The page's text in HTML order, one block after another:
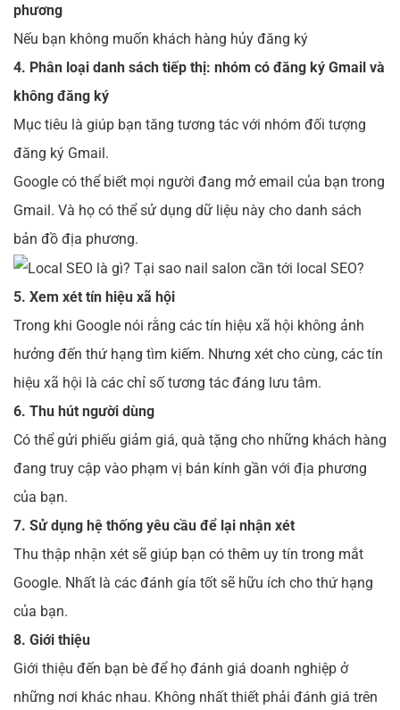
phương
Nếu bạn không muốn khách hàng hủy đăng ký
4. Phân loại danh sách tiếp thị: nhóm có đăng ký Gmail và
không đăng ký
Mục tiêu là giúp bạn tăng tương tác với nhóm đối tượng
đăng ký Gmail.
Google có thể biết mọi người đang mở email của bạn trong
Gmail. Và họ có thể sử dụng dữ liệu này cho danh sách
bản đồ địa phương.
5. Xem xét tín hiệu xã hội
Trong khi Google nói rằng các tín hiệu xã hội không ảnh
hưởng đến thứ hạng tìm kiếm. Nhưng xét cho cùng, các tín
hiệu xã hội là các chỉ số tương tác đáng lưu tâm.
6. Thu hút người dùng
Có thể gửi phiếu giảm giá, quà tặng cho những khách hàng
đang truy cập vào phạm vị bán kính gần với địa phương
của bạn.
7. Sử dụng hệ thống yêu cầu để lại nhận xét
Thu thập nhận xét sẽ giúp bạn có thêm uy tín trong mắt
Google. Nhất là các đánh gía tốt sẽ hữu ích cho thứ hạng
của bạn.
8. Giới thiệu
Giới thiệu đến bạn bè để họ đánh giá doanh nghiệp ở
những nơi khác nhau. Không nhất thiết phải đánh giá trên